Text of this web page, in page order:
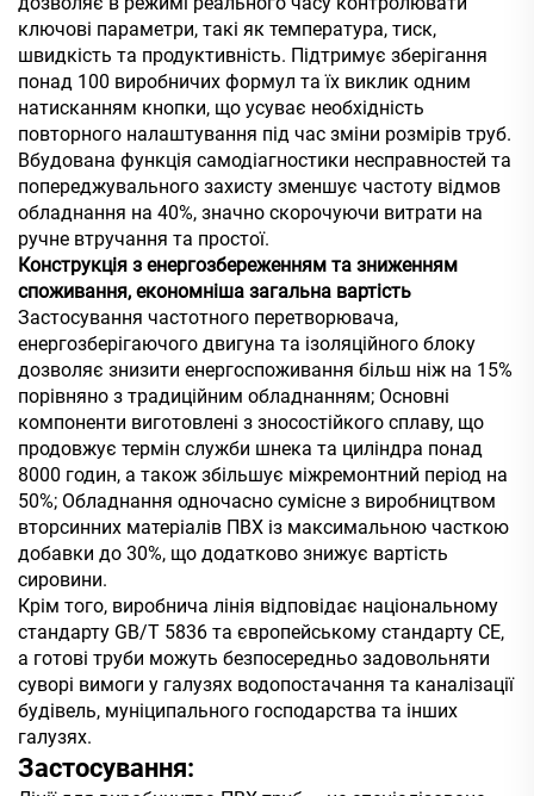
ключові параметри, такі як температура, тиск,
швидкість та продуктивність. Підтримує зберігання
понад 100 виробничих формул та їх виклик одним
натисканням кнопки, що усуває необхідність
повторного налаштування під час зміни розмірів труб.
Вбудована функція самодіагностики несправностей та
попереджувального захисту зменшує частоту відмов
обладнання на 40%, значно скорочуючи витрати на
ручне втручання та простої.
Конструкція з енергозбереженням та зниженням
споживання, економніша загальна вартість
Застосування частотного перетворювача,
енергозберігаючого двигуна та ізоляційного блоку
дозволяє знизити енергоспоживання більш ніж на 15%
порівняно з традиційним обладнанням; Основні
компоненти виготовлені з зносостійкого сплаву, що
продовжує термін служби шнека та циліндра понад
8000 годин, а також збільшує міжремонтний період на
50%; Обладнання одночасно сумісне з виробництвом
вторсинних матеріалів ПВХ із максимальною часткою
добавки до 30%, що додатково знижує вартість
сировини.
Крім того, виробнича лінія відповідає національному
стандарту GB/T 5836 та європейському стандарту CE,
а готові труби можуть безпосередньо задовольняти
суворі вимоги у галузях водопостачання та каналізації
будівель, муніципального господарства та інших
галузях.
Застосування: